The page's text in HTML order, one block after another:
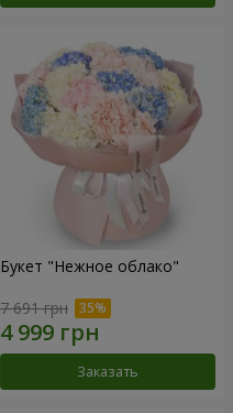
Букет "Нежное облако"
7 691 грн
Заказать